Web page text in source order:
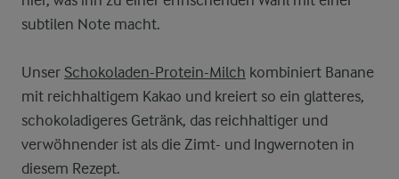
subtilen Note macht.
Unser Schokoladen-Protein-Milch kombiniert Banane
mit reichhaltigem Kakao und kreiert so ein glatteres,
schokoladigeres Getränk, das reichhaltiger und
verwöhnender ist als die Zimt- und Ingwernoten in
diesem Rezept.